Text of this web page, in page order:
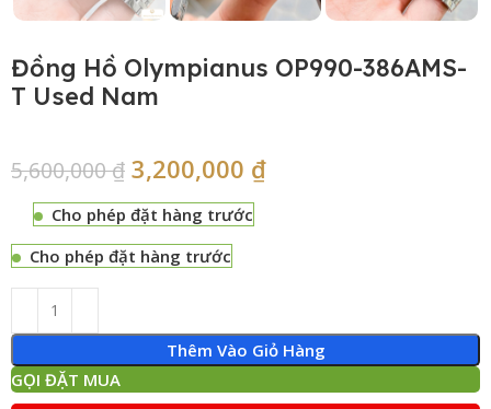
Đồng Hồ Olympianus OP990-386AMS-
T Used Nam
5,600,000₫ 3,200,000 ₫
Cho phép đặt hàng trước
Cho phép đặt hàng trước
Thêm Vào Giỏ Hàng
GỌI ĐẶT MUA